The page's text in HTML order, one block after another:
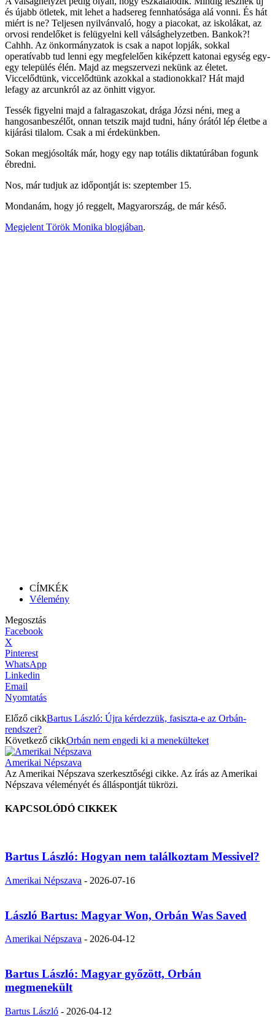
és újabb ötletek, mit lehet a hadsereg fennhatósága alá vonni. És hát
miért is ne? Teljesen nyilvánvaló, hogy a piacokat, az iskolákat, az
orvosi rendelőket is felügyelni kell válsághelyzetben. Bankok?!
Cahhh. Az önkormányzatok is csak a napot lopják, sokkal
operatívabb tud lenni egy megfelelően kiképzett katonai egység egy-
egy település élén. Majd az megszervezi nekünk az életet.
Viccelődtünk, viccelődtünk azokkal a stadionokkal? Hát majd
lefagy az arcunkról az az önhitt vigyor.
Tessék figyelni majd a falragaszokat, drága Józsi néni, meg a
hangosanbeszélőt, onnan tetszik majd tudni, hány órától lép életbe a
kijárási tilalom. Csak a mi érdekünkben.
Sokan megjósolták már, hogy egy nap totális diktatúrában fogunk
ébredni.
Nos, már tudjuk az időpontját is: szeptember 15.
Mondanám, hogy jó reggelt, Magyarország, de már késő.
Megjelent Török Monika blogjában.
CÍMKÉK
Vélemény
Megosztás
Facebook
X
Pinterest
WhatsApp
Linkedin
Email
Nyomtatás
Előző cikkBartus László: Újra kérdezzük, fasiszta-e az Orbán-
rendszer?
Következő cikkOrbán nem engedi ki a menekülteket
Amerikai Népszava
Az Amerikai Népszava szerkesztőségi cikke. Az írás az Amerikai
Népszava véleményét és álláspontját tükrözi.
KAPCSOLÓDÓ CIKKEK
Bartus László: Hogyan nem találkoztam Messivel?
Amerikai Népszava - 2026-07-16
László Bartus: Magyar Won, Orbán Was Saved
Amerikai Népszava - 2026-04-12
Bartus László: Magyar győzött, Orbán
megmenekült
Bartus László - 2026-04-12